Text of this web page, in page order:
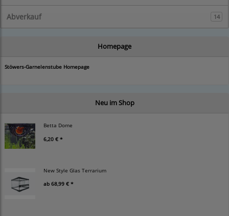
Abverkauf 14
Homepage
Stöwers-Garnelenstube Homepage
Neu im Shop
Betta Dome
6,20 € *
New Style Glas Terrarium
ab 68,99 € *